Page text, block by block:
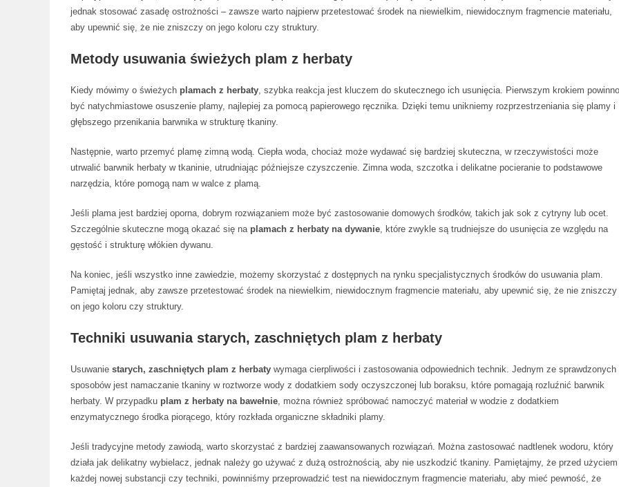
jednak stosować zasadę ostrożności – zawsze warto najpierw przetestować środek na niewielkim, niewidocznym fragmencie materiału,
aby upewnić się, że nie zniszczy on jego koloru czy struktury.
Metody usuwania świeżych plam z herbaty
Kiedy mówimy o świeżych plamach z herbaty, szybka reakcja jest kluczem do skutecznego ich usunięcia. Pierwszym krokiem powinno
być natychmiastowe osuszenie plamy, najlepiej za pomocą papierowego ręcznika. Dzięki temu unikniemy rozprzestrzeniania się plamy i
głębszego przenikania barwnika w strukturę tkaniny.
Następnie, warto przemyć plamę zimną wodą. Ciepła woda, chociaż może wydawać się bardziej skuteczna, w rzeczywistości może
utrwalić barwnik herbaty w tkaninie, utrudniając późniejsze czyszczenie. Zimna woda, szczotka i delikatne pocieranie to podstawowe
narzędzia, które pomogą nam w walce z plamą.
Jeśli plama jest bardziej oporna, dobrym rozwiązaniem może być zastosowanie domowych środków, takich jak sok z cytryny lub ocet.
Szczególnie skuteczne mogą okazać się na plamach z herbaty na dywanie, które zwykle są trudniejsze do usunięcia ze względu na
gęstość i strukturę włókien dywanu.
Na koniec, jeśli wszystko inne zawiedzie, możemy skorzystać z dostępnych na rynku specjalistycznych środków do usuwania plam.
Pamiętaj jednak, aby zawsze przetestować środek na niewielkim, niewidocznym fragmencie materiału, aby upewnić się, że nie zniszczy
on jego koloru czy struktury.
Techniki usuwania starych, zaschniętych plam z herbaty
Usuwanie starych, zaschniętych plam z herbaty wymaga cierpliwości i zastosowania odpowiednich technik. Jednym ze sprawdzonych
sposobów jest namaczanie tkaniny w roztworze wody z dodatkiem sody oczyszczonej lub boraksu, które pomagają rozluźnić barwnik
herbaty. W przypadku plam z herbaty na bawełnie, można również spróbować namoczyć materiał w wodzie z dodatkiem
enzymatycznego środka piorącego, który rozkłada organiczne składniki plamy.
Jeśli tradycyjne metody zawiodą, warto skorzystać z bardziej zaawansowanych rozwiązań. Można zastosować nadtlenek wodoru, który
działa jak delikatny wybielacz, jednak należy go używać z dużą ostrożnością, aby nie uszkodzić tkaniny. Pamiętajmy, że przed użyciem
każdej nowej substancji czy techniki, powinniśmy przeprowadzić test na niewidocznym fragmencie materiału, aby mieć pewność, że